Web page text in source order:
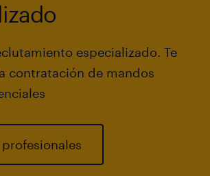
especializado. Te
contratación de mandos